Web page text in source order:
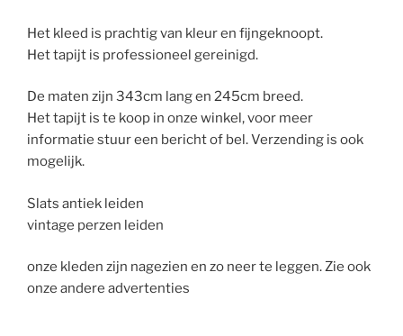
Het kleed is prachtig van kleur en fijngeknoopt.
Het tapijt is professioneel gereinigd.
De maten zijn 343cm lang en 245cm breed.
Het tapijt is te koop in onze winkel, voor meer
informatie stuur een bericht of bel. Verzending is ook
mogelijk.
Slats antiek leiden
vintage perzen leiden
onze kleden zijn nagezien en zo neer te leggen. Zie ook
onze andere advertenties